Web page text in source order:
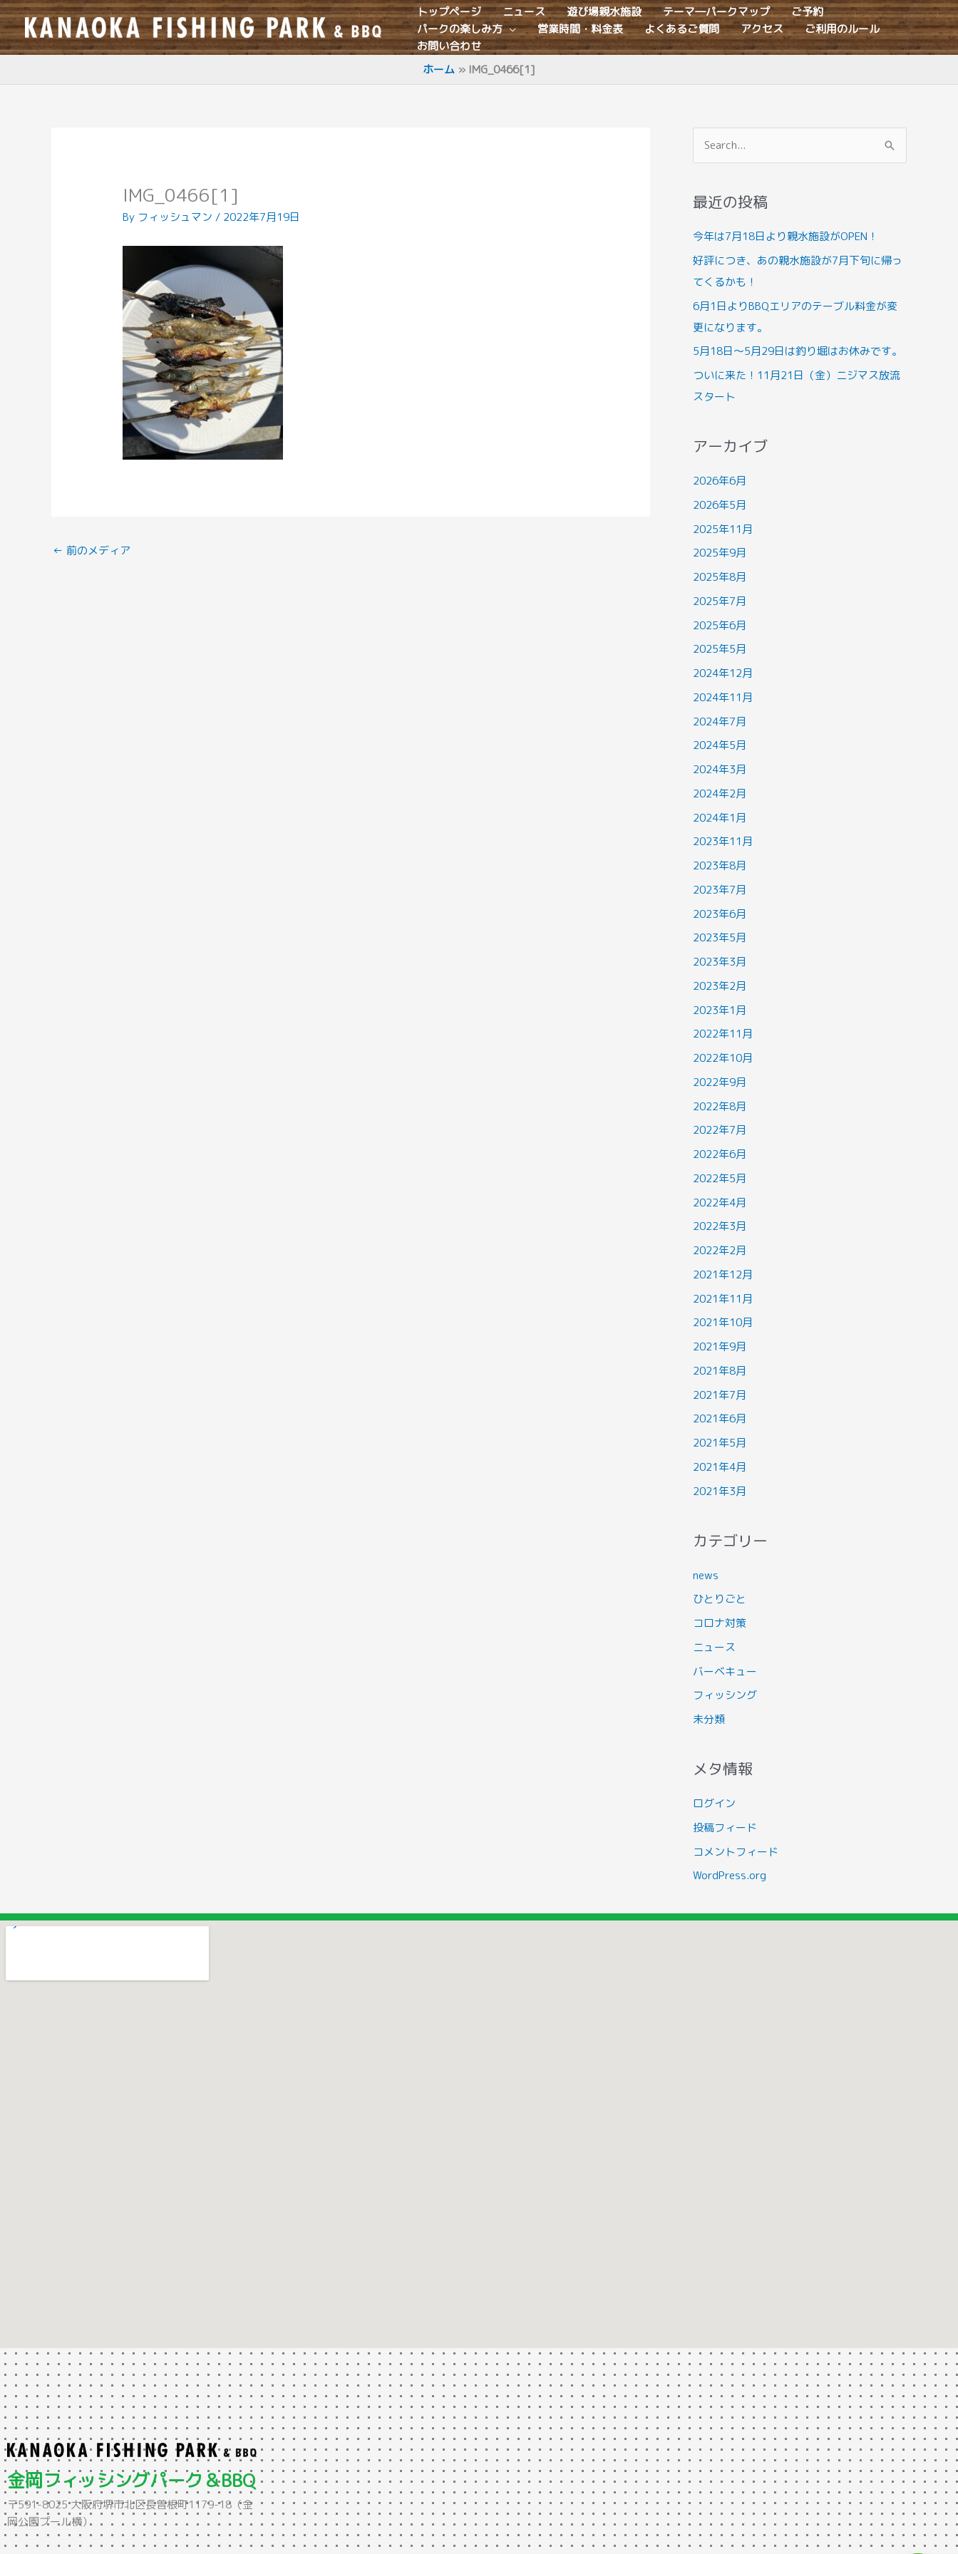
内
容
を
ス
トップページ ニュース 遊び場親水施設 テーマ―パークマップ
ご予約
パークの楽しみ方
営業時間・料金表 よくあるご質問 アクセス
ご利用のルール
お問い合わせ
ホーム
IMG_0466[1]
IMG_0466[1]
By フィッシュマン/ 2022年7月19日
← 前のメディア
象
:
最近の投稿
今年は7月18日より親水施設がOPEN！
好評につき、あの親水施設が7月下旬に帰っ
てくるかも！
6月1日よりBBQエリアのテーブル料金が変
更になります。
5月18日～5月29日は釣り堀はお休みです。
ついに来た！11月21日（金）ニジマス放流
スタート
アーカイブ
2026年6月
2026年5月
2025年11月
2025年9月
2025年8月
2025年7月
2025年6月
2025年5月
2024年12月
2024年11月
2024年7月
2024年5月
2024年3月
2024年2月
2024年1月
2023年11月
2023年8月
2023年7月
2023年6月
2023年5月
2023年3月
2023年2月
2023年1月
2022年11月
2022年10月
2022年9月
2022年8月
2022年7月
2022年6月
2022年5月
2022年4月
2022年3月
2022年2月
2021年12月
2021年11月
2021年10月
2021年9月
2021年8月
2021年7月
2021年6月
2021年5月
2021年4月
2021年3月
カテゴリー
news
ひとりごと
コロナ対策
ニュース
バーベキュー
フィッシング
未分類
メタ情報
ログイン
投稿フィード
コメントフィード
WordPress.org
金岡フィッシングパーク＆BBQ
〒591-8025 大阪府堺市北区長曽根町1179-18（金
岡公園プール横）